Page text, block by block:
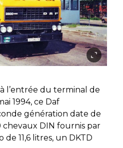
l’entrée du terminal de
1994, ce Daf
génération date de
chevaux DIN fournis par
11,6 litres, un DKTD